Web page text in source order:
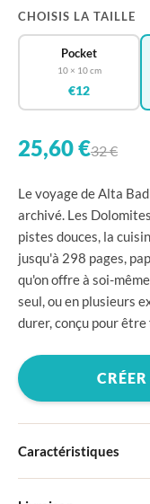
CHOISIS LA TAILLE
Pocket
10 × 10 cm
€12
25,60 €32 €
Le voyage de Alta
archivé. Les
pistes douces, la
jusqu'à 298 pages,
qu'on offre à soi-
seul, ou en plusieurs
durer, conçu pour
Caractéristiques